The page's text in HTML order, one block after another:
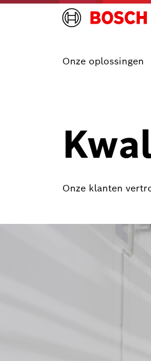
Onze oplossingen
Onze klanten